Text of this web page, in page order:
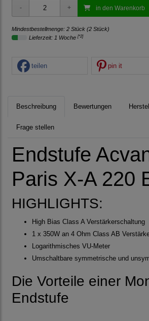
in den Warenkorb
Mindestbestellmenge: 2 Stück (2 Stück)
Lieferzeit: 1 Woche [*2]
teilen pin it
Beschreibung Bewertungen
Frage stellen
Endstufe
Paris X-A 220
HIGHLIGHTS:
High Bias Class A Verstärkerschaltung
1 x 350W an 4 Ohm Class AB
Logarithmisches VU-Meter
Umschaltbare symmetrische und
Die Vorteile einer
Endstufe